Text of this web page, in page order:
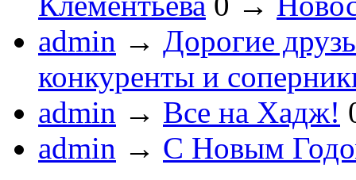
admin → Дорогие
конкуренты и
admin → Все на Хадж!
admin → С Новым